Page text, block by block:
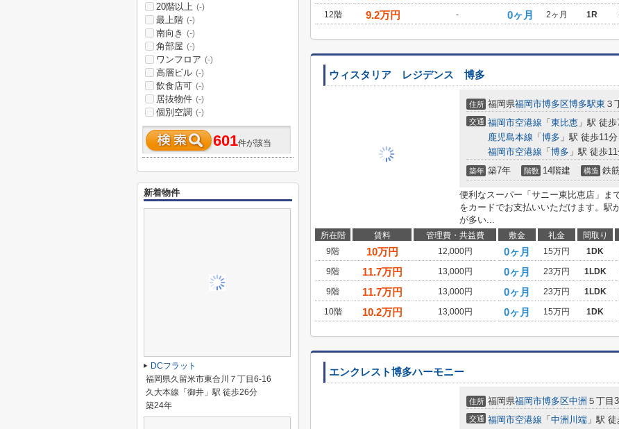
12階
9.2万円 - 0ヶ月 2ヶ月 1R
ウィスタリア レジデンス 博多
住所 福岡県福岡市博多区博多駅東 ３
交通 福岡市空港線 「 東比恵 」駅 徒歩
鹿児島本線 「 博多 」駅 徒歩11分
福岡市空港線 「 博多 」駅 徒歩
築年 築7年 階数 14階建 構造 鉄
便利なスーパー「サニー東比恵店」ま
をカードでお支払いいただけます。駅
が多い...
所在階 賃料 管理費・共益費 敷金 礼金 間取り
9階
10万円 12,000円 0ヶ月 15万円 1DK
9階
11.7万円 13,000円 0ヶ月 23万円 1LDK
9階
11.7万円 13,000円 0ヶ月 23万円 1LDK
10階
10.2万円 13,000円 0ヶ月 15万円 1DK
エンクレスト博多ハーモニー
住所 福岡県福岡市博多区中洲 ５丁目
交通 福岡市空港線 「 中洲川端 」駅
20階以上 (-)
最上階 (-)
南向き (-)
角部屋 (-)
ワンフロア (-)
高層ビル (-)
飲食店可 (-)
居抜物件 (-)
個別空調 (-)
601件が該当
新着物件
DCフラット
福岡県久留米市東合川７丁目6-16
久大本線「御井」駅 徒歩26分
築24年